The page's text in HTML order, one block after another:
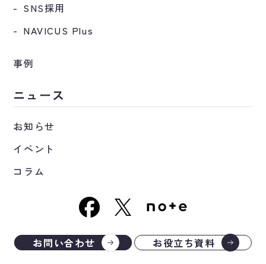
SNS採用
NAVICUS Plus
事例
ニュース
お知らせ
イベント
コラム
お問い合わせ お役立ち資料